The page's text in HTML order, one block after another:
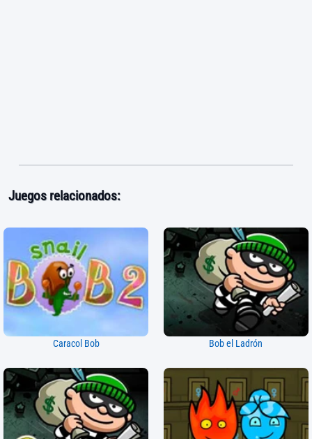
Juegos relacionados:
Caracol Bob Bob el Ladrón